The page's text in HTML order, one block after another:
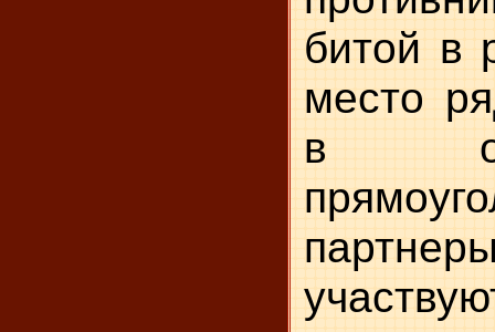
битой в
место
в